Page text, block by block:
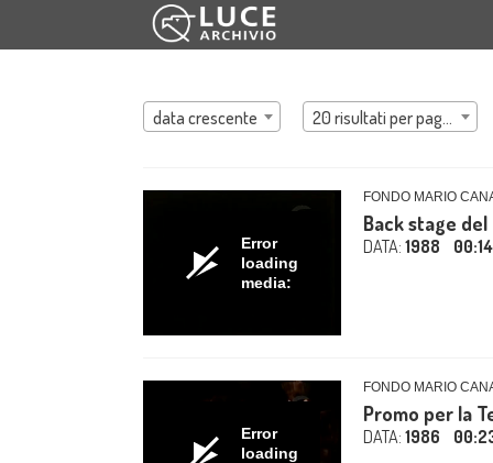
data crescente 20 risultati per pagina
Error
loading
media:
FONDO MARIO
Back stage
DATA: 1988
Error
loading
FONDO MARIO
Promo per la
DATA: 1986